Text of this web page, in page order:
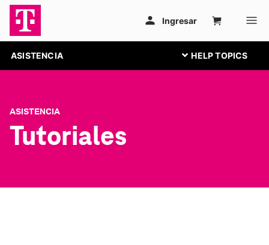
ASISTENCIA
ASISTENCIA
Tutoriales